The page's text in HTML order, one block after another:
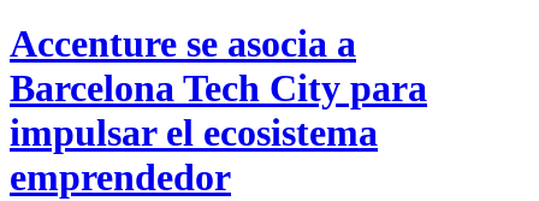
Accenture se asocia a
Barcelona Tech City para
impulsar el ecosistema
emprendedor